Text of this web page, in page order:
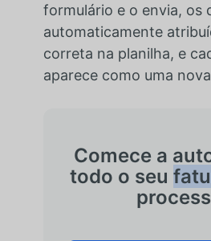
formulário e o envia, os
automaticamente
correta na planilha, e
aparece como uma
Comece a
todo o seu